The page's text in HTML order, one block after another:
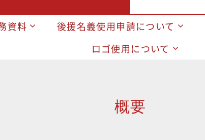
資料 後援名義使用申請について
ロゴ使用について
概要